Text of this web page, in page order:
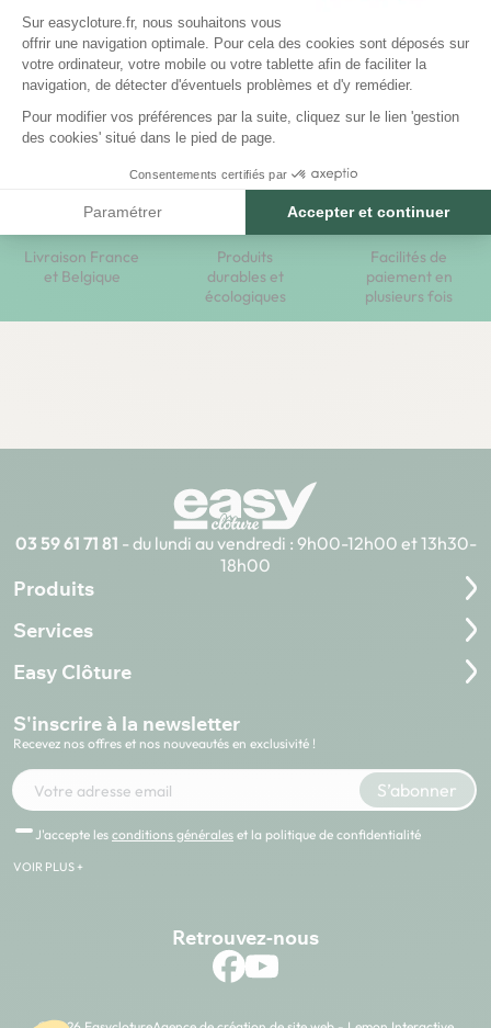
Plateforme de Gestion du
Sur easycloture.fr, nous souhaitons vous
offrir une navigation optimale. Pour cela des cookies sont déposés sur
votre ordinateur, votre mobile ou votre tablette afin de faciliter la
navigation, de détecter d'éventuels problèmes et d'y remédier.
Pour modifier vos préférences par la suite, cliquez sur le lien 'gestion
des cookies' situé dans le pied de page.
Consentements certifiés par
Paramétrer Accepter et continuer
Axeptio consent
Offre valable uniquement pour une utilisation sur une
prochaine commande passée sur notre site internet,
pendant la durée de validité du code reçu par e-
mail.
Livraison France
et Belgique
Produits
durables et
écologiques
Facilités de
paiement en
plusieurs fois
03 59 61 71 81 - du lundi au vendredi : 9h00-12h00 et 13h30-
18h00
S'inscrire à la newsletter
Recevez nos offres et nos nouveautés en exclusivité !
Votre adresse e-mail S’abonner
J'accepte les conditions générales et la politique de confidentialité
VOIR PLUS +
Produits
Services
Easy Clôture
Retrouvez-nous